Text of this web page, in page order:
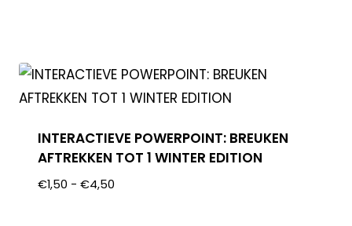
INTERACTIEVE POWERPOINT: BREUKEN
AFTREKKEN TOT 1 WINTER EDITION
€1,50 - €4,50